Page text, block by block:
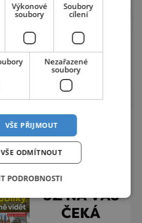
Výkonové
soubory
Soubory
cílení
Nezařazené
soubory
VŠE PŘIJMOUT
VŠE ODMÍTNOUT
PODROBNOSTI